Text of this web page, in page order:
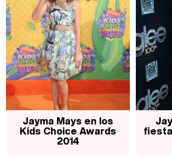
Jayma Mays en los
Kids Choice Awards
2014